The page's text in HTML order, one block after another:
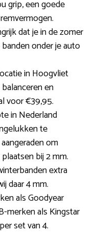
grip, een goede
dat je in de zomer
onder je auto
in Hoogvliet
en
voor €39,95.
in Nederland
te
om
bij 2 mm.
extra
daar 4 mm.
als Goodyear
merken als Kingstar
set van 4.